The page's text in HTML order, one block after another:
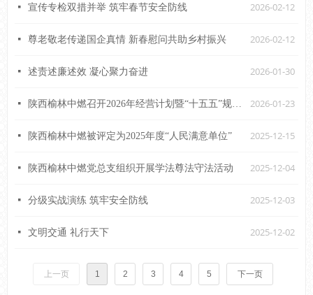
2026-02-12
넷 宣传专检双措并举 筑牢春节安全防线
2026-02-12
넷 尊老敬老传递国企真情 新春慰问共助乡村振兴
2026-01-30
넷 述责述廉述效 凝心聚力奋进
2026-01-23
넷 陕西榆林中燃召开2026年经营计划暨“十五五”规划务虚会
2025-12-15
넷 陕西榆林中燃被评定为2025年度“人民满意单位”
2025-12-04
넷 陕西榆林中燃党总支组织开展学法尊法守法活动
2025-12-03
넷 分级实战演练 筑牢安全防线
2025-12-02
넷 文明交通 礼行天下
上一页 1 2 3 4 5 下一页